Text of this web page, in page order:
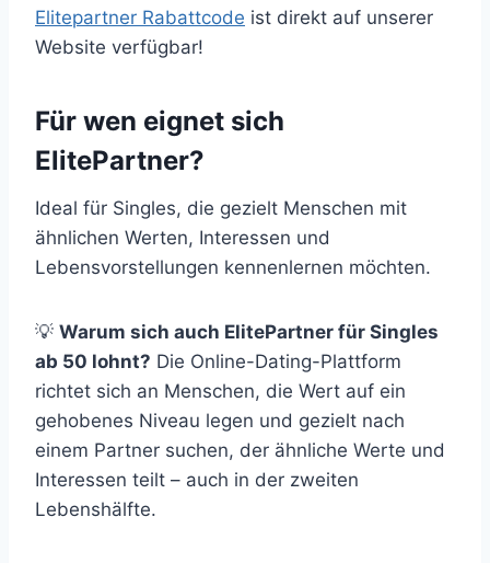
Elitepartner Rabattcode ist direkt auf unserer
Website verfügbar!
Für wen eignet sich
ElitePartner?
Ideal für Singles, die gezielt Menschen mit
ähnlichen Werten, Interessen und
Lebensvorstellungen kennenlernen möchten.
💡 Warum sich auch ElitePartner für Singles
ab 50 lohnt? Die Online-Dating-Plattform
richtet sich an Menschen, die Wert auf ein
gehobenes Niveau legen und gezielt nach
einem Partner suchen, der ähnliche Werte und
Interessen teilt – auch in der zweiten
Lebenshälfte.